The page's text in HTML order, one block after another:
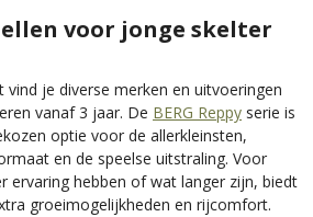
voor jonge skelter
je diverse merken en uitvoeringen
vanaf 3 jaar. De BERG Reppy serie is
optie voor de allerkleinsten,
en de speelse uitstraling. Voor
ervaring hebben of wat langer zijn, biedt
groeimogelijkheden en rijcomfort.